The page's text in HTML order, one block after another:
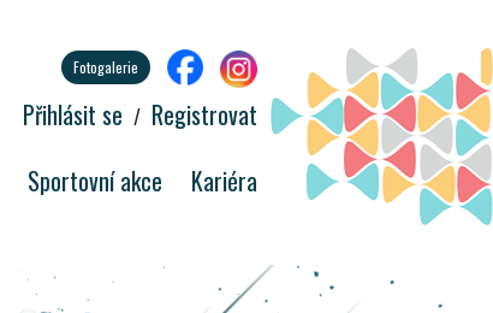
Fotogalerie
Přihlásit se / Registrovat
Sportovní akce Kariéra